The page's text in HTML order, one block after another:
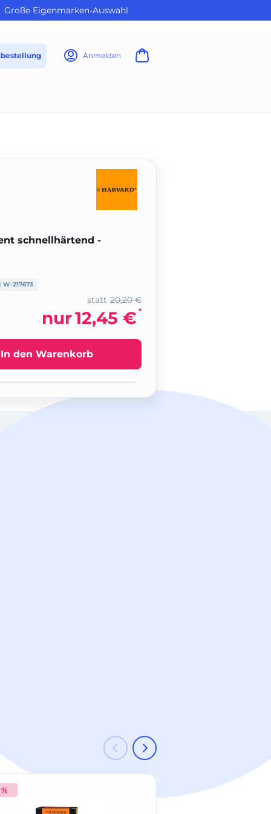
Große Eigenmarken-Auswahl
Anmelden
schnellhärtend -
W-217673
20,20 €
statt
nur12,45 € *
In den Warenkorb
-15 %